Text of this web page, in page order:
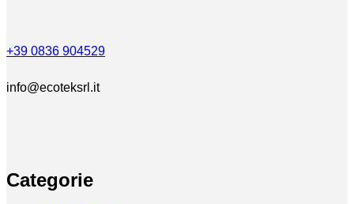
+39 0836 904529
info@ecoteksrl.it
Categorie